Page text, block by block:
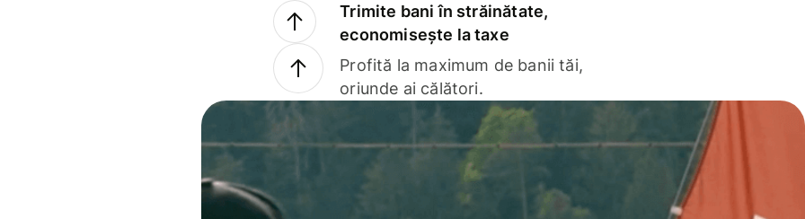
Trimite bani în străinătate,
economisește la taxe
Profită la maximum de banii tăi,
oriunde ai călători.